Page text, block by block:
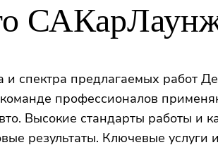
и спектра предлагаемых работ
профессионалов
Высокие стандарты работы и
результаты. Ключевые